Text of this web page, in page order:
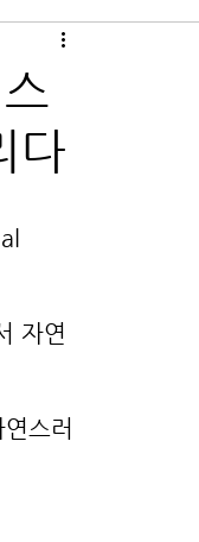
다
자연
스러